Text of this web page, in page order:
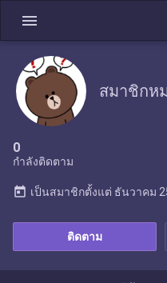
menu
สมาชิกห
0
กำลังติดตาม
ติดตาม
today เป็นสมาชิกตั้งแต่ ธันวาคม